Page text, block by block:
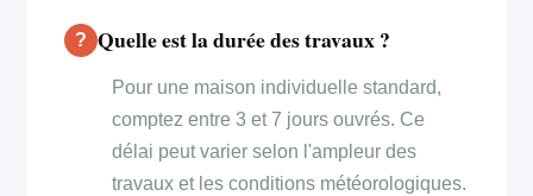
Quelle est la durée des travaux ?
Pour une maison individuelle standard,
comptez entre 3 et 7 jours ouvrés. Ce
délai peut varier selon l'ampleur des
travaux et les conditions météorologiques.